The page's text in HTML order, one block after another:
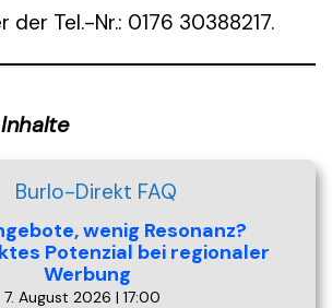
Tel.-Nr.: 0176 30388217.
wenig Resonanz?
Potenzial bei regionaler
Werbung
7. August 2026 | 17:00